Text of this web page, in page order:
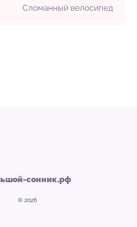
Сломанный велосипед
сонник.рф
© 2026